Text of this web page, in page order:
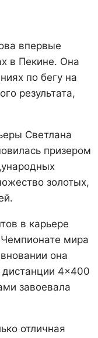
впервые
в Пекине. Она
по бегу на
результата,
Светлана
призером
золотых,
в карьере
мира
она
4×400
завоевала
отличная